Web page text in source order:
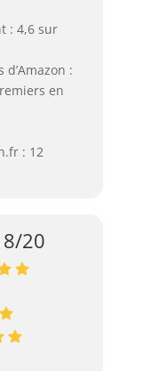
: 4,6 sur
:
en
: 12
20